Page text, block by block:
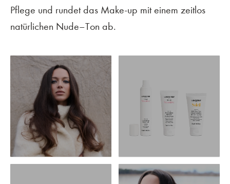
Pflege und rundet das Make-up mit einem zeitlos
natürlichen Nude–Ton ab.